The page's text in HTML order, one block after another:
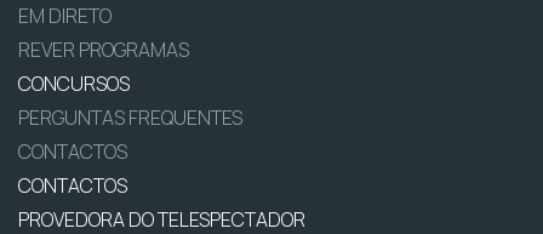
EM DIRETO
REVER PROGRAMAS
CONCURSOS
PERGUNTAS FREQUENTES
CONTACTOS
CONTACTOS
PROVEDORA DO TELESPECTADOR